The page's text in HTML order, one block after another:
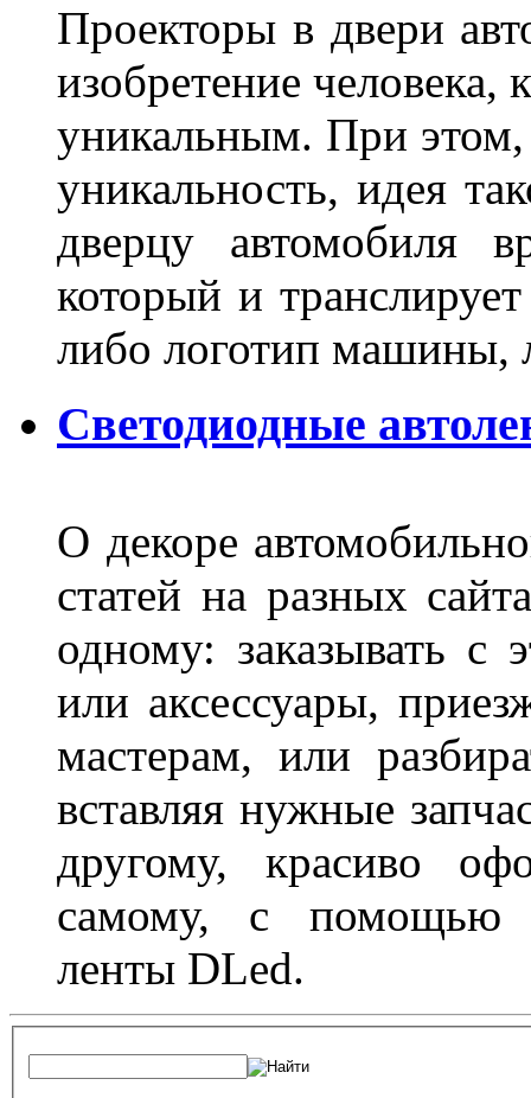
Проекторы в двери
изобретение человека,
уникальным. При этом,
уникальность, идея
дверцу автомобиля
который и
либо логотип машины,
Светодиодные
О декоре
статей на разных
одному: заказывать с
или аксессуары,
мастерам, или
вставляя нужные
другому, красиво
самому, с помощью
ленты DLed.